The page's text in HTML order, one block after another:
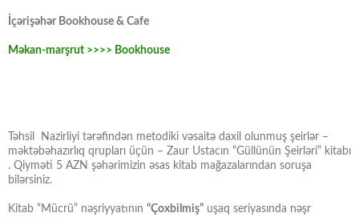
İçərişəhər Bookhouse & Cafe
Məkan-marşrut >>>> Bookhouse
Təhsil Nazirliyi tərəfindən metodiki vəsaitə daxil olunmuş şeirlər –
məktəbəhazırlıq qrupları üçün – Zaur Ustacın “Güllünün Şeirləri” kitabı
. Qiyməti 5 AZN şəhərimizin əsas kitab mağazalarından soruşa
bilərsiniz.
Kitab “Mücrü” nəşriyyatının “Çoxbilmiş” uşaq seriyasında nəşr